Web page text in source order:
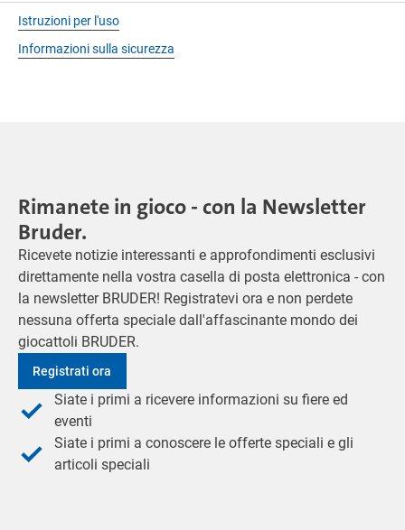
Istruzioni per l'uso
Informazioni sulla sicurezza
Rimanete in gioco - con la Newsletter
Bruder.
Ricevete notizie interessanti e approfondimenti esclusivi
direttamente nella vostra casella di posta elettronica - con
la newsletter BRUDER! Registratevi ora e non perdete
nessuna offerta speciale dall'affascinante mondo dei
giocattoli BRUDER.
Registrati ora
Siate i primi a ricevere informazioni su fiere ed
eventi
Siate i primi a conoscere le offerte speciali e gli
articoli speciali